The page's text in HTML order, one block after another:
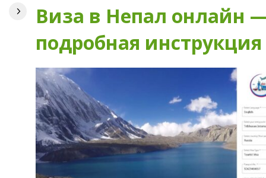
Виза в Непал онлайн
подробная инструкция